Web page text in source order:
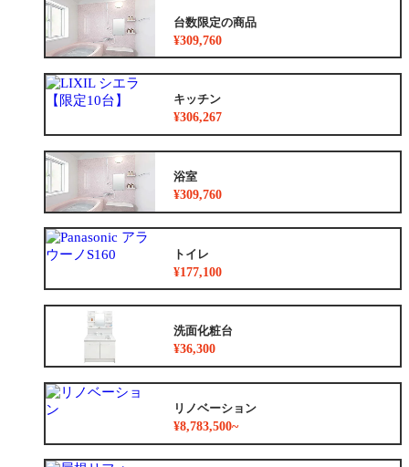
台数限定の商品
¥309,760
キッチン
¥306,267
浴室
¥309,760
トイレ
¥177,100
洗面化粧台
¥36,300
リノベーション
¥8,783,500~